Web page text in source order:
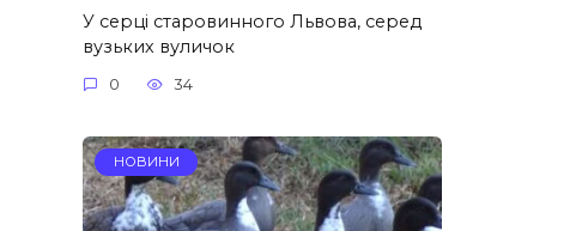
У серці старовинного Львова, серед
вузьких вуличок
0 34
НОВИНИ